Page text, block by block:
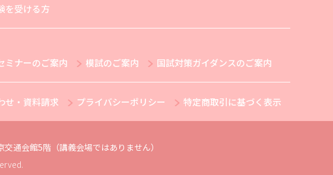
を受ける方
ミナーのご案内 模試のご案内 国試対策ガイダンスのご案内
せ・資料請求 プライバシーポリシー 特定商取引に基づく表示
通会館5階（講義会場ではありません）